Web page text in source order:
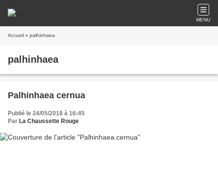
MENU
Accueil » palhinhaea
palhinhaea
Palhinhaea cernua
Publié le 24/05/2018 à 16:45
Par La Chaussette Rouge